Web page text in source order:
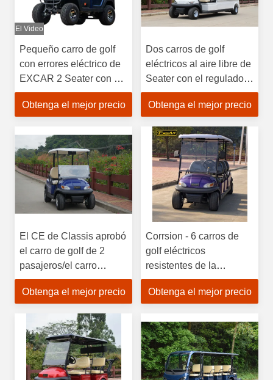
El Video
Pequeño carro de golf
con errores eléctrico de
EXCAR 2 Seater con el
parabrisas de la PC
Obtenga el mejor precio
Dos carros de golf
eléctricos al aire libre de
Seater con el regulador
para uso general de
Curtis 350A del cargo
Obtenga el mejor precio
El CE de Classis aprobó
el carro de golf de 2
pasajeros/el carro
eléctrico de Golf Club
Obtenga el mejor precio
Corrsion - 6 carros de
golf eléctricos
resistentes de la
persona con las luces
delanteras o posteriores
Obtenga el mejor precio